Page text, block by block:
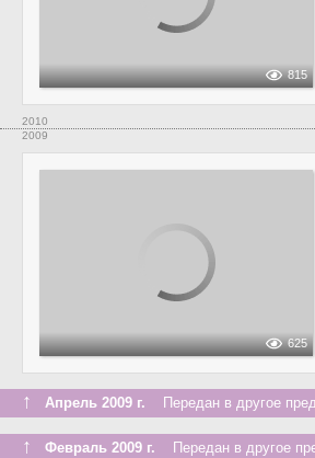
815
2010
2009
625
↑ Апрель 2009 г. Передан в другое
↑ Февраль 2009 г. Передан в другое